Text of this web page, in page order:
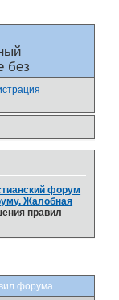
без
форум
Жалобная
правил
форума